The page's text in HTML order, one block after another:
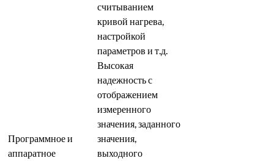
Программное и
аппаратное
считыванием
кривой нагрева,
настройкой
параметров и т.д.
Высокая
надежность с
отображением
измеренного
значения, заданного
значения,
выходного